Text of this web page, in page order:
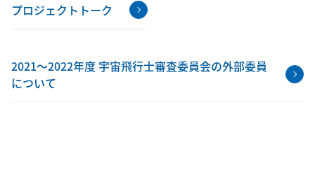
プロジェクトトーク
2021～2022年度 宇宙飛行士審査委員会の外部委員
について